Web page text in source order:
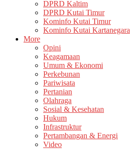
DPRD Kaltim
DPRD Kutai Timur
Kominfo Kutai Timur
Kominfo Kutai Kartanegara
More
Opini
Keagamaan
Umum & Ekonomi
Perkebunan
Pariwisata
Pertanian
Olahraga
Sosial & Kesehatan
Hukum
Infrastruktur
Pertambangan & Energi
Video